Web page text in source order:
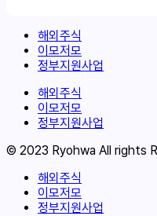
해외주식
이모저모
정부지원사업
해외주식
이모저모
정부지원사업
© 2023 Ryohwa All rights
해외주식
이모저모
정부지원사업